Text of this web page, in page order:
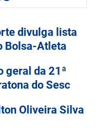
divulga lista
Bolsa-Atleta
geral da 21ª
do Sesc
Oliveira Silva